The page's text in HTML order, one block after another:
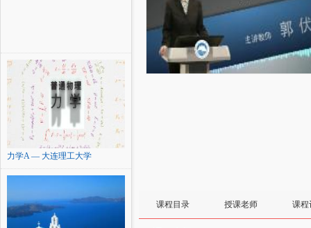
力学A — 大连理工大学
课程目录 授课老师 课程